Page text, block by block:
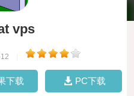
vps
下载 PC下载